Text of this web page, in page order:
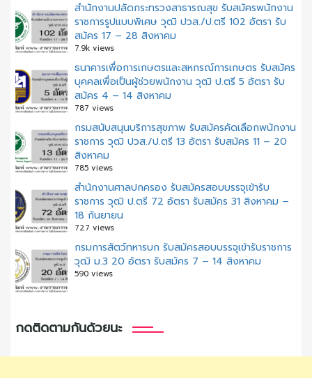
สำนักงานปลัดกระทรวงสาธารณสุข รับสมัครพนักงาน
ราชการรูปแบบพิเศษ วุฒิ ปวส./ป.ตรี 102 อัตรา รับ
สมัคร 17 – 28 สิงหาคม
7.9k views
ธนาคารเพื่อการเกษตรและสหกรณ์การเกษตร รับสมัคร
บุคคลเพื่อเป็นผู้ช่วยพนักงาน วุฒิ ป.ตรี 5 อัตรา รับ
สมัคร 4 – 14 สิงหาคม
787 views
กรมสนับสนุนบริการสุขภาพ รับสมัครคัดเลือกพนักงาน
ราชการ วุฒิ ปวส./ป.ตรี 13 อัตรา รับสมัคร 11 – 20
สิงหาคม
785 views
สํานักงานศาลปกครอง รับสมัครสอบบรรจุเข้ารับ
ราชการ วุฒิ ป.ตรี 72 อัตรา รับสมัคร 31 สิงหาคม –
18 กันยายน
727 views
กรมการสัตว์ทหารบก รับสมัครสอบบรรจุเข้ารับราชการ
วุฒิ ม.3 20 อัตรา รับสมัคร 7 – 14 สิงหาคม
590 views
กดติดตามกันด้วยนะ